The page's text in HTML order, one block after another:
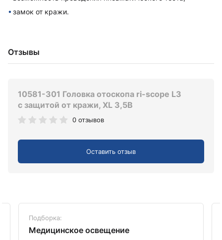
замок от кражи.
Отзывы
10581-301 Головка отоскопа ri-scope L3
с защитой от кражи, XL 3,5В
0 отзывов
Оставить отзыв
Подборка:
Медицинское освещение